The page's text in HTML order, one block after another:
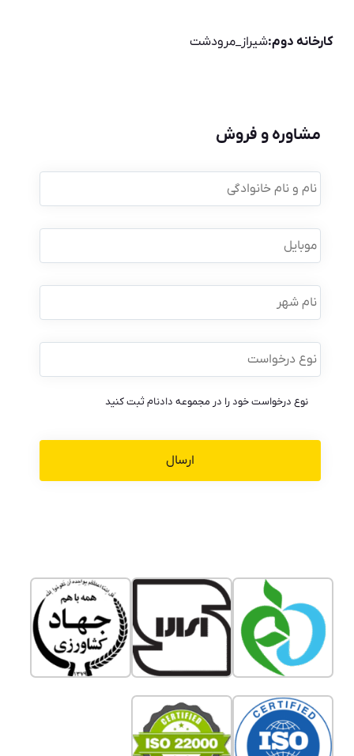
کارخانه دوم:شیراز_مرودشت
مشاوره و فروش
نام
و
نام
موبایل *
نام
شهر
نوع
درخواست *
نوع درخواست خود را در مجموعه دادنام ثبت کنید